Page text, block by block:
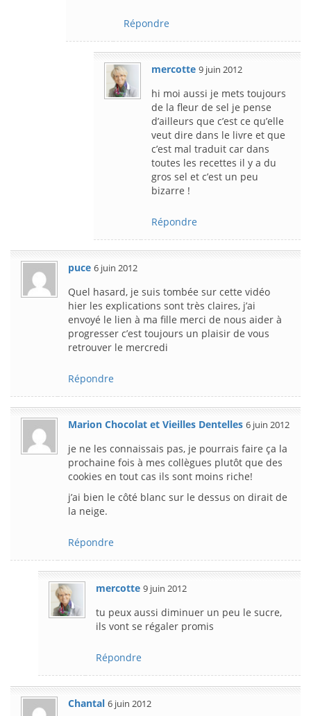
Répondre
mercotte 9 juin 2012
hi moi aussi je mets toujours
de la fleur de sel je pense
d’ailleurs que c’est ce qu’elle
veut dire dans le livre et que
c’est mal traduit car dans
toutes les recettes il y a du
gros sel et c’est un peu
bizarre !
Répondre
puce 6 juin 2012
Quel hasard, je suis tombée sur cette vidéo
hier les explications sont très claires, j’ai
envoyé le lien à ma fille merci de nous aider à
progresser c’est toujours un plaisir de vous
retrouver le mercredi
Répondre
Marion Chocolat et Vieilles Dentelles 6 juin 2012
je ne les connaissais pas, je pourrais faire ça la
prochaine fois à mes collègues plutôt que des
cookies en tout cas ils sont moins riche!
j’ai bien le côté blanc sur le dessus on dirait de
la neige.
Répondre
mercotte 9 juin 2012
tu peux aussi diminuer un peu le sucre,
ils vont se régaler promis
Répondre
Chantal 6 juin 2012